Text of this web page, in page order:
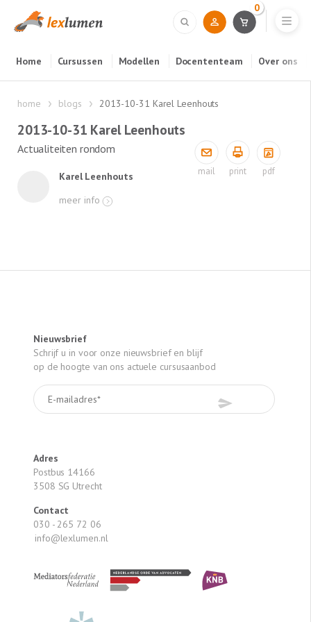
Home Cursussen Modellen Docententeam Over ons
0
home blogs 2013-10-31 Karel Leenhouts
2013-10-31 Karel Leenhouts
Actualiteiten rondom
Karel Leenhouts
meer info
mail print pdf
Nieuwsbrief
Schrijf u in voor onze nieuwsbrief en blijf
op de hoogte van ons actuele cursusaanbod
Adres
Postbus 14166
3508 SG Utrecht
Contact
030 - 265 72 06
info@lexlumen.nl